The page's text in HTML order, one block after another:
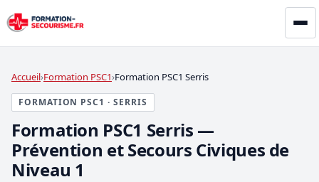
Accueil Formation PSC1 Formation PSC1 Serris
FORMATION PSC1 · SERRIS
Formation PSC1 Serris —
Prévention et Secours Civiques de
Niveau 1